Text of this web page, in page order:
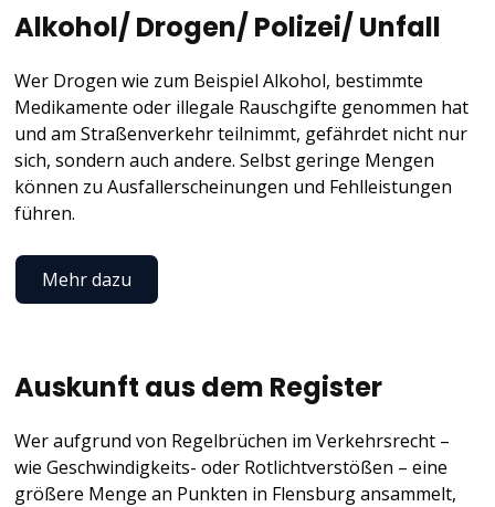
Alkohol/ Drogen/ Polizei/ Unfall
Wer Drogen wie zum Beispiel Alkohol, bestimmte
Medikamente oder illegale Rauschgifte genommen hat
und am Straßenverkehr teilnimmt, gefährdet nicht nur
sich, sondern auch andere. Selbst geringe Mengen
können zu Ausfallerscheinungen und Fehlleistungen
führen.
Mehr dazu
Auskunft aus dem Register
Wer aufgrund von Regelbrüchen im Verkehrsrecht –
wie Geschwindigkeits- oder Rotlichtverstößen – eine
größere Menge an Punkten in Flensburg ansammelt,